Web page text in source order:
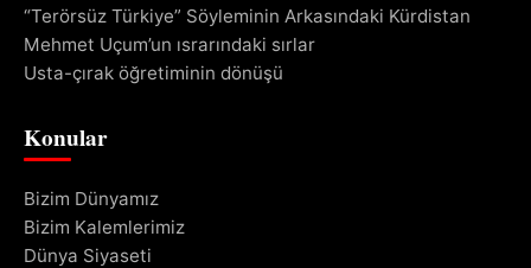
“Terörsüz Türkiye” Söyleminin Arkasındaki Kürdistan
Mehmet Uçum’un ısrarındaki sırlar
Usta-çırak öğretiminin dönüşü
Konular
Bizim Dünyamız
Bizim Kalemlerimiz
Dünya Siyaseti